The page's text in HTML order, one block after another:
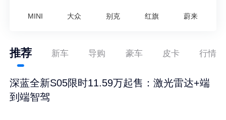
MINI 大众 别克 红旗 蔚来
推荐 新车 导购 豪车 皮卡 行情
深蓝全新S05限时11.59万起售：激光雷达+端
到端智驾